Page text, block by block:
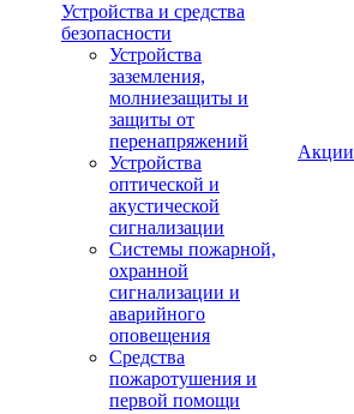
Устройства и средства
безопасности
Устройства
заземления,
молниезащиты и
защиты от
перенапряжений
Устройства
оптической и
акустической
сигнализации
Системы пожарной,
охранной
сигнализации и
аварийного
оповещения
Средства
пожаротушения и
первой помощи
Акции